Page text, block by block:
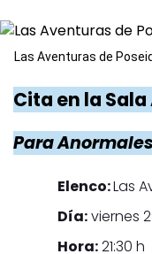
Las Aventuras de
Cita en la
Para Anormales
Elenco:Las
Día:viernes
Hora:21:30 h